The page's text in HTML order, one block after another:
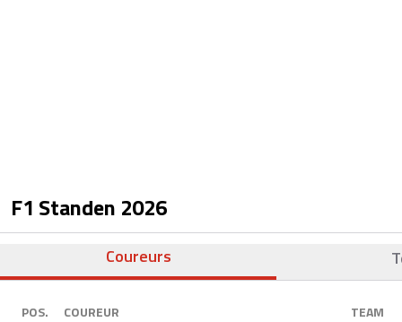
F1 Standen 2026
Coureurs
POS. COUREUR TEAM